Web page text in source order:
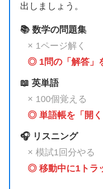
出しましょう。
📚 数学の問題集
× 1ページ解く
◎ 1問の「解答」
📖 英単語
× 100個覚える
◎ 単語帳を「開く
🎧 リスニング
× 模試1回分やる
◎ 移動中に1トラ